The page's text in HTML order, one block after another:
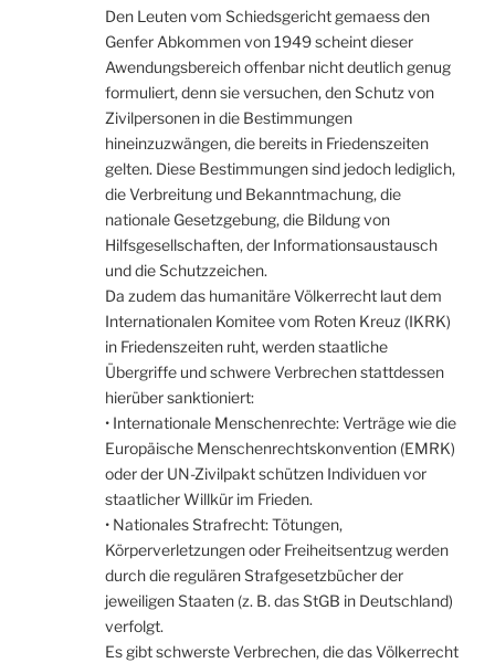
Den Leuten vom Schiedsgericht gemaess den
Genfer Abkommen von 1949 scheint dieser
Awendungsbereich offenbar nicht deutlich genug
formuliert, denn sie versuchen, den Schutz von
Zivilpersonen in die Bestimmungen
hineinzuzwängen, die bereits in Friedenszeiten
gelten. Diese Bestimmungen sind jedoch lediglich,
die Verbreitung und Bekanntmachung, die
nationale Gesetzgebung, die Bildung von
Hilfsgesellschaften, der Informationsaustausch
und die Schutzzeichen.
Da zudem das humanitäre Völkerrecht laut dem
Internationalen Komitee vom Roten Kreuz (IKRK)
in Friedenszeiten ruht, werden staatliche
Übergriffe und schwere Verbrechen stattdessen
hierüber sanktioniert:
• Internationale Menschenrechte: Verträge wie die
Europäische Menschenrechtskonvention (EMRK)
oder der UN-Zivilpakt schützen Individuen vor
staatlicher Willkür im Frieden.
• Nationales Strafrecht: Tötungen,
Körperverletzungen oder Freiheitsentzug werden
durch die regulären Strafgesetzbücher der
jeweiligen Staaten (z. B. das StGB in Deutschland)
verfolgt.
Es gibt schwerste Verbrechen, die das Völkerrecht